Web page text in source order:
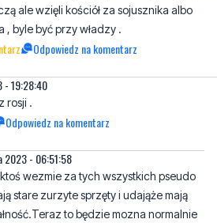
- 19:28:40
rosji .
- 06:51:58
wezmie za tych wszystkich pseudo
to będzie mozna normalnie
jakie ładne,aż łapki sfendzą żeby
będzie już wylewania byle czego
byle czego .